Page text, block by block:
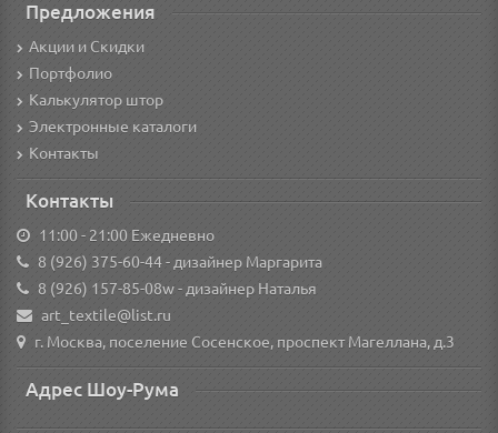
Предложения
Акции и Скидки
Портфолио
Калькулятор штор
Электронные каталоги
Контакты
Контакты
11:00 - 21:00 Ежедневно
8 (926) 375-60-44- дизайнер Маргарита
8 (926) 157-85-08w- дизайнер Наталья
art_textile@list.ru
г. Москва, поселение Сосенское, проспект Магеллана, д.3
Адрес Шоу-Рума